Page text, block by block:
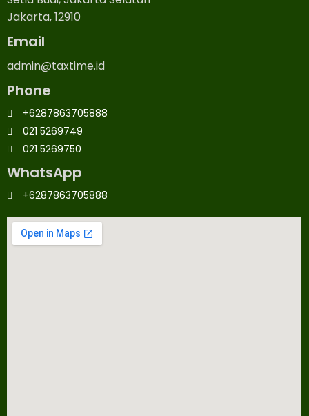
Jakarta, 12910
Email
admin@taxtime.id
Phone
+6287863705888
021 5269749
021 5269750
WhatsApp
+6287863705888